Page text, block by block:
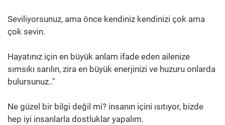
Seviliyorsunuz, ama önce kendiniz kendinizi çok ama
çok sevin.
Hayatınız için en büyük anlam ifade eden ailenize
sımsıkı sarılın, zira en büyük enerjinizi ve huzuru onlarda
bulursunuz.."
Ne güzel bir bilgi değil mi? insanın içini ısıtıyor, bizde
hep iyi insanlarla dostluklar yapalım.